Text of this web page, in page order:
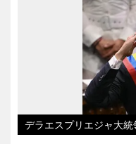
デラエスプリエジャ大統